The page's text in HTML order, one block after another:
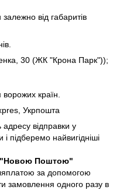
від габаритів
30 (ЖК "Крона Парк"));
країн.
Укрпошта
відправки у
підберемо найвигідніші
"Новою Поштою"
за допомогою
замовлення одного разу в